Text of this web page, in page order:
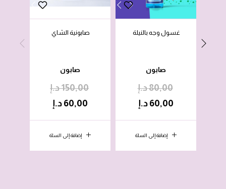
إضافة إلى السلة
غسول وجه بالنيلة
صابون
80,00د.إ
60,00 د.إ
إضافة إلى السلة
صابونية الشاي
صابون
150,00د.إ
60,00 د.إ